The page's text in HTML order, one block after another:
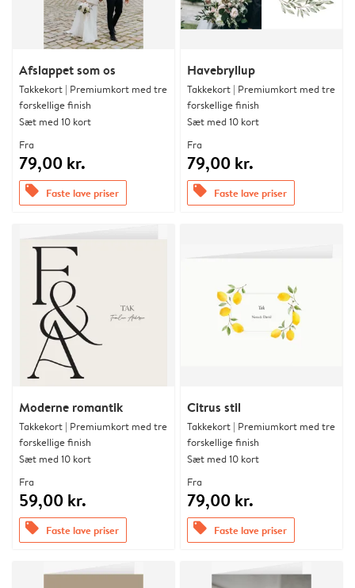
Afslappet som os
Takkekort | Premiumkort med tre
forskellige finish
Sæt med 10 kort
Fra
79,00 kr.
offers Faste lave priser
Havebryllup
Takkekort | Premiumkort med tre
forskellige finish
Sæt med 10 kort
Fra
79,00 kr.
offers Faste lave priser
Moderne romantik
Takkekort | Premiumkort med tre
forskellige finish
Sæt med 10 kort
Fra
59,00 kr.
offers Faste lave priser
Citrus stil
Takkekort | Premiumkort med tre
forskellige finish
Sæt med 10 kort
Fra
79,00 kr.
offers Faste lave priser